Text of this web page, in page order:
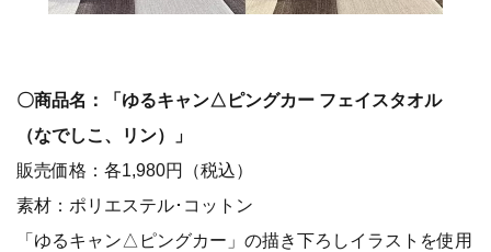
〇商品名：「ゆるキャン△ピングカー フェイスタオル
（なでしこ、リン）」
販売価格：各1,980円（税込）
素材：ポリエステル･コットン
「ゆるキャン△ピングカー」の描き下ろしイラストを使用